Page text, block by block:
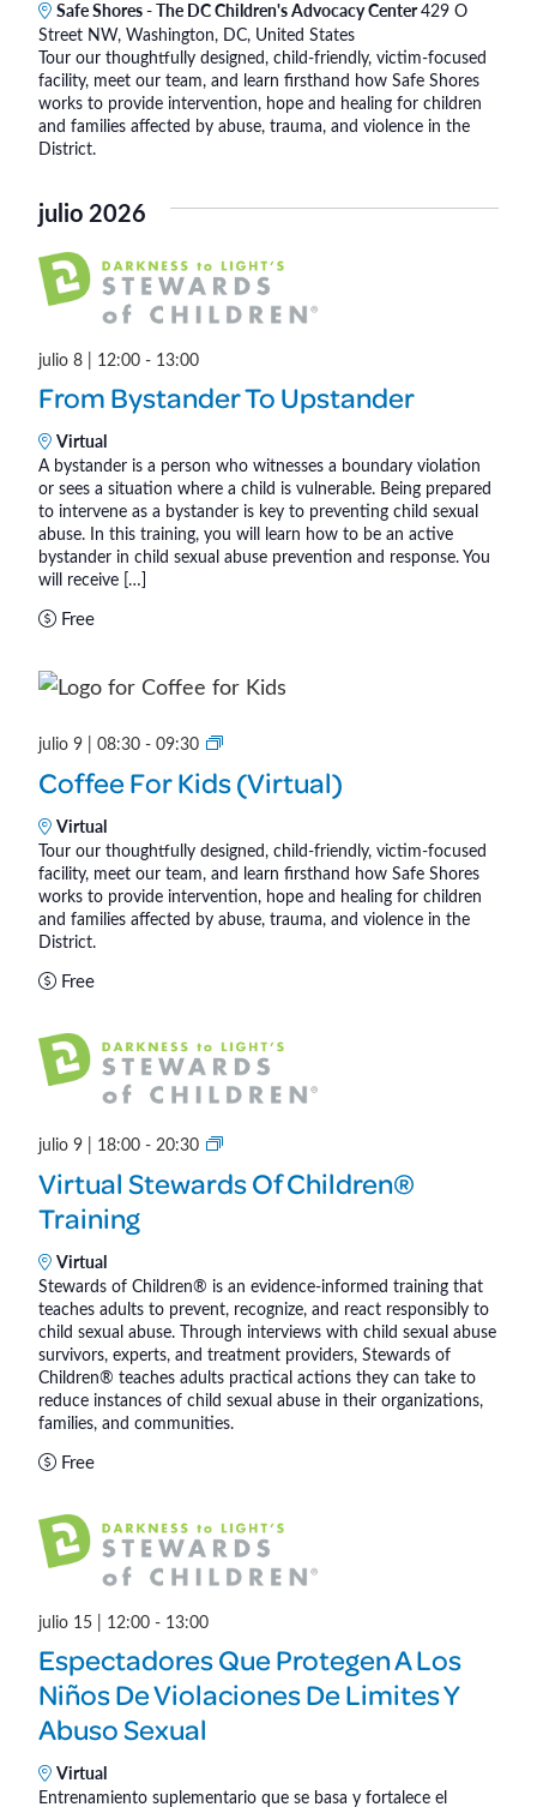
n
i
ñ
o
s
f
e
e
F
o
i
s
(
I
P
s
o
n
)
Safe Shores - The DC Children's Advocacy Center429 O
Street NW, Washington, DC, United States
Tour our thoughtfully designed, child-friendly, victim-focused
facility, meet our team, and learn firsthand how Safe Shores
works to provide intervention, hope and healing for children
and families affected by abuse, trauma, and violence in the
District.
julio 2026
From Bystander To Upstander
julio 8 | 12:00 - 13:00
Virtual
A bystander is a person who witnesses a boundary violation
or sees a situation where a child is vulnerable. Being prepared
to intervene as a bystander is key to preventing child sexual
abuse. In this training, you will learn how to be an active
bystander in child sexual abuse prevention and response. You
will receive […]
Free
Coffee For Kids (Virtual)
julio 9 | 08:30 - 09:30
C
f
e
e
f
d
s
V
r
a
l
)
Virtual
Tour our thoughtfully designed, child-friendly, victim-focused
facility, meet our team, and learn firsthand how Safe Shores
works to provide intervention, hope and healing for children
and families affected by abuse, trauma, and violence in the
District.
Free
Virtual Stewards Of Children®
Training
julio 9 | 18:00 - 20:30
S
e
r
d
s
o
f
C
l
d
r
®
Virtual
Stewards of Children® is an evidence-informed training that
teaches adults to prevent, recognize, and react responsibly to
child sexual abuse. Through interviews with child sexual abuse
survivors, experts, and treatment providers, Stewards of
Children® teaches adults practical actions they can take to
reduce instances of child sexual abuse in their organizations,
families, and communities.
Free
Espectadores Que Protegen A Los
Niños De Violaciones De Limites Y
Abuso Sexual
julio 15 | 12:00 - 13:00
Virtual
Entrenamiento suplementario que se basa y fortalece el